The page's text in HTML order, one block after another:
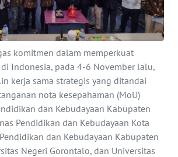
komitmen dalam memperkuat
Indonesia, pada 4-6 November lalu,
kerja sama strategis yang ditandai
nota kesepahaman (MoU)
dan Kebudayaan Kabupaten
Pendidikan dan Kebudayaan Kota
dan Kebudayaan Kabupaten
Negeri Gorontalo, dan Universitas